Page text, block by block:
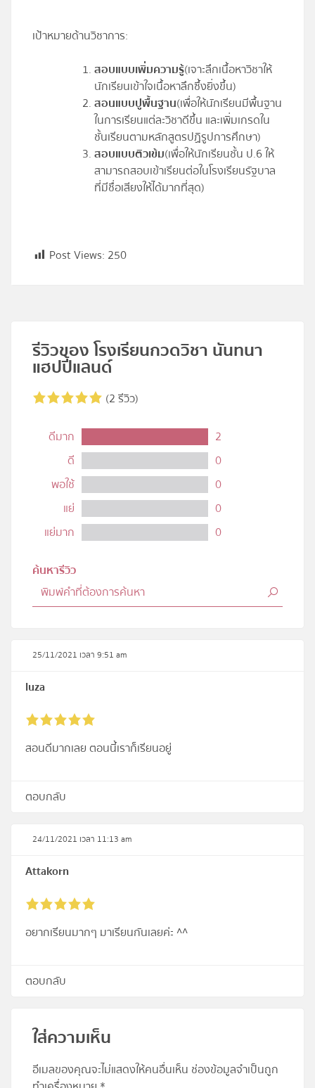
เป้าหมายด้านวิชาการ:
สอบแบบเพิ่มความรู้(เจาะลึกเนื้อหาวิชาให้
นักเรียนเข้าใจเนื้อหาลึกซึ้งยิ่งขึ้น)
สอนแบบปูพื้นฐาน(เพื่อให้นักเรียนมีพื้นฐาน
ในการเรียนแต่ละวิชาดีขึ้น และเพิ่มเกรดใน
ชั้นเรียนตามหลักสูตรปฏิรูปการศึกษา)
สอบแบบติวเข้ม(เพื่อให้นักเรียนชั้น ป.6 ให้
สามารถสอบเข้าเรียนต่อในโรงเรียนรัฐบาล
ที่มีชื่อเสียงให้ได้มากที่สุด)
Post Views: 250
รีวิวของ โรงเรียนกวดวิชา นันทนา
แฮปปี้แลนด์
(2 รีวิว)
ดีมาก
2
ดี
0
พอใช้
0
แย่
0
แย่มาก
0
ค้นหารีวิว
25/11/2021 เวลา 9:51 am
luza
สอนดีมากเลย ตอนนี้เราก็เรียนอยู่
ตอบกลับ
24/11/2021 เวลา 11:13 am
Attakorn
อยากเรียนมากๆ มาเรียนกันเลยค่ะ ^^
ตอบกลับ
ใส่ความเห็น
อีเมลของคุณจะไม่แสดงให้คนอื่นเห็น ช่องข้อมูลจำเป็นถูก